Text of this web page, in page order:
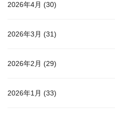
2026年4月 (30)
2026年3月 (31)
2026年2月 (29)
2026年1月 (33)